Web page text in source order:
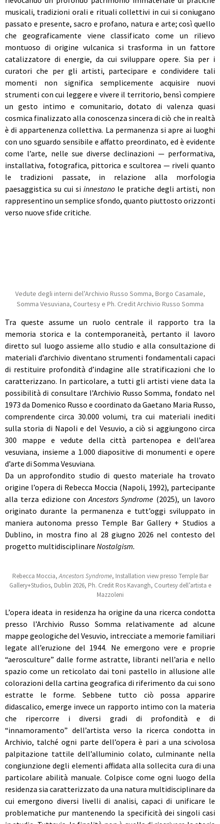
musicali, tradizioni orali e rituali collettivi in cui si coniugano
passato e presente, sacro e profano, natura e arte; così quello
che geograficamente viene classificato come un rilievo
montuoso di origine vulcanica si trasforma in un fattore
catalizzatore di energie, da cui sviluppare opere. Sia per i
curatori che per gli artisti, partecipare e condividere tali
momenti non significa semplicemente acquisire nuovi
strumenti con cui leggere e vivere il territorio, bensì compiere
un gesto intimo e comunitario, dotato di valenza quasi
cosmica finalizzato alla conoscenza sincera di ciò che in realtà
è di appartenenza collettiva. La permanenza si apre ai luoghi
con uno sguardo sensibile e affatto preordinato, ed è evidente
come l’arte, nelle sue diverse declinazioni — performativa,
installativa, fotografica, pittorica e scultorea — riveli quanto
le tradizioni passate, in relazione alla morfologia
paesaggistica su cui si innestano le pratiche degli artisti, non
rappresentino un semplice sfondo, quanto piuttosto orizzonti
verso nuove sfide critiche.
Vedute degli interni del’Archivio Russo Somma, Borgo Casamale,
Somma Vesuviana, Courtesy e Ph. Credit Archivio Russo Somma
Tra queste assume un ruolo centrale il rapporto tra la
memoria storica e la contemporaneità, pertanto il lavoro
diretto sul luogo assieme allo studio e alla consultazione di
materiali d’archivio diventano strumenti fondamentali capaci
di restituire profondità d’indagine alle stratificazioni che lo
caratterizzano. In particolare, a tutti gli artisti viene data la
possibilità di consultare l’Archivio Russo Somma, fondato nel
1973 da Domenico Russo e coordinato da Gaetano Maria Russo,
comprendente circa 30.000 volumi, tra cui materiali inediti
sulla storia di Napoli e del Vesuvio, a ciò si aggiungono circa
300 mappe e vedute della città partenopea e dell’area
vesuviana, insieme a 1.000 diapositive di monumenti e opere
d’arte di Somma Vesuviana.
Da un approfondito studio di questo materiale ha trovato
origine l’opera di Rebecca Moccia (Napoli, 1992), partecipante
alla terza edizione conAncestors Syndrome (2025), un lavoro
originato durante la permanenza e tutt’oggi sviluppato in
maniera autonoma presso Temple Bar Gallery + Studios a
Dublino, in mostra fino al 28 giugno 2026 nel contesto del
progetto multidisciplinare Nostalgism.
Rebecca Moccia,Ancestors Syndrome, Installation view presso Temple Bar
Gallery+Studios, Dublin 2026, Ph. Credit Ros Kavangh, Courtesy dell’artista e
Mazzoleni
L’opera ideata in residenza ha origine da una ricerca condotta
presso l’Archivio Russo Somma relativamente ad alcune
mappe geologiche del Vesuvio, intrecciate a memorie familiari
legate all’eruzione del 1944. Ne emergono vere e proprie
“aerosculture” dalle forme astratte, libranti nell’aria e nello
spazio come un reticolato dai toni pastello in allusione alle
colorazioni della cartina geografica di riferimento da cui sono
estratte le forme. Sebbene tutto ciò possa apparire
didascalico, emerge invece un rapporto intimo con la materia
che ripercorre i diversi gradi di profondità e di
“innamoramento” dell’artista verso la ricerca condotta in
Archivio, talché ogni parte dell’opera è pari a una scivolosa
palpitazione tattile dell’alluminio colato, culminante nella
congiunzione degli elementi affidata alla sollecita cura di una
particolare abilità manuale. Colpisce come ogni luogo della
residenza sia caratterizzato da una natura multidisciplinare da
cui emergono diversi livelli di analisi, capaci di unificare le
problematiche pur mantenendo la specificità dei singoli casi